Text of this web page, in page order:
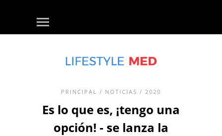
PRINCIPAL / NOTICIAS / 2020
Es lo que es, ¡tengo una
opción! - se lanza la